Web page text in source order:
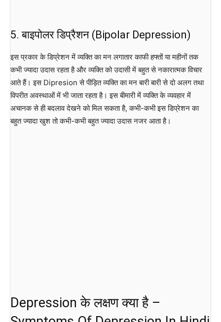
5. बाइपोलर डिप्रैशन (Bipolar Depression)
इस प्रकार के डिप्रेशन में व्यक्ति का मन लगातार काफी हफ्तों या महीनों तक
कभी ज्यादा उदास रहता है और व्यक्ति को उदासी में बहुत से नकारात्मक विचार
आते हैं। इस Dipresion से पीड़ित व्यक्ति का मन बारी बारी से दो अलग तथा
विपरीत अवस्थाओं में भी जाता रहता है। इस बीमारी में व्यक्ति के व्यवहार में
अचानक से ही बदलाव देखने को मिल सकता है, कभी-कभी इस डिप्रेशन का
बहुत ज्यादा खुश तो कभी-कभी बहुत ज्यादा उदास नजर आता है।
Depression के लक्षण क्या है –